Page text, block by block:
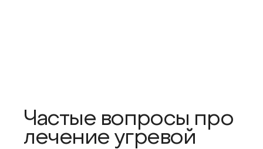
Частые вопросы про
лечение угревой